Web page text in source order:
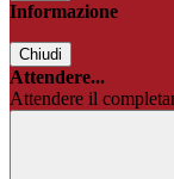
Informazione
Chiudi
Attendere...
Attendere il